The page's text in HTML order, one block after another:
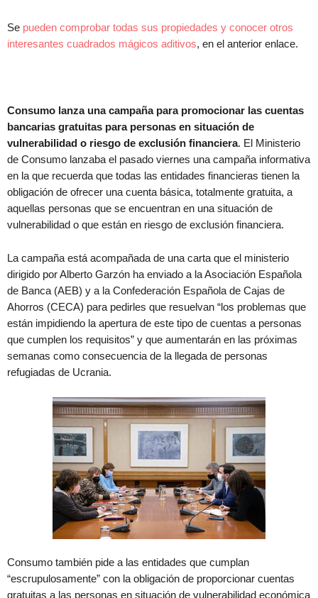
Se pueden comprobar todas sus propiedades y conocer otros
interesantes cuadrados mágicos aditivos, en el anterior enlace.
Consumo lanza una campaña para promocionar las cuentas
bancarias gratuitas para personas en situación de
vulnerabilidad o riesgo de exclusión financiera. El Ministerio
de Consumo lanzaba el pasado viernes una campaña informativa
en la que recuerda que todas las entidades financieras tienen la
obligación de ofrecer una cuenta básica, totalmente gratuita, a
aquellas personas que se encuentran en una situación de
vulnerabilidad o que están en riesgo de exclusión financiera.
La campaña está acompañada de una carta que el ministerio
dirigido por Alberto Garzón ha enviado a la Asociación Española
de Banca (AEB) y a la Confederación Española de Cajas de
Ahorros (CECA) para pedirles que resuelvan “los problemas que
están impidiendo la apertura de este tipo de cuentas a personas
que cumplen los requisitos” y que aumentarán en las próximas
semanas como consecuencia de la llegada de personas
refugiadas de Ucrania.
Consumo también pide a las entidades que cumplan
“escrupulosamente” con la obligación de proporcionar cuentas
gratuitas a las personas en situación de vulnerabilidad económica